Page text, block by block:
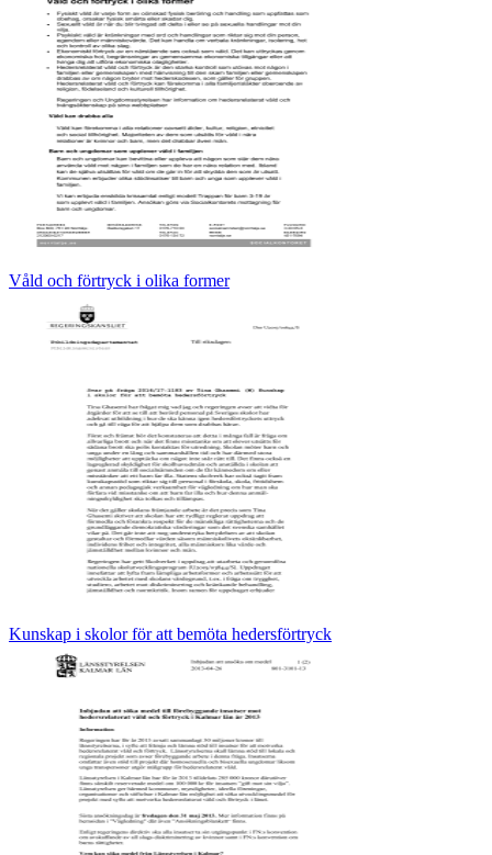
Våld och förtryck i olika former
Kunskap i skolor för att bemöta hedersförtryck